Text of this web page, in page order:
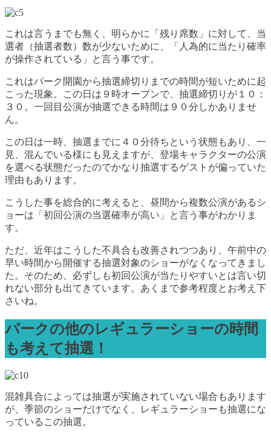
これは言うまでも無く、明らかに「残り席数」に対して、当
選者（抽選者数）数が少ないために、「人為的に当たり確率
が操作されている」と言う事です。
これはパーク開園から抽選締切りまでの時間が短いために起
こった現象。この日は９時オープンで、抽選締切りが１０：
３０。一回目公演が抽選できる時間は９０分しかありませ
ん。
この日は一時、抽選までに４０分待ちという状態もあり、一
見、混んでいる様にも見えますが、登場キャラクターの公演
を選べる状態だったのでかなり抽選するゲストが偏っていた
理由もあります。
こうした事を総合的に考えると、昼間から複数公演があるシ
ョーは「初回公演の当選確率が高い」と言う事がわかりま
す。
ただ、近年はこうした不具合も改善されつつあり、午前中の
早い時間から開催する抽選対象のショーがなくなってきまし
た。そのため、必ずしも初回公演が当たりやすいとは言い切
れない部分も出てきています。あくまで参考程度とお考え下
さいね。
パークの他のレギュラーショーの時間
も考えて抽選！
混雑具合によっては抽選が実施されていない場合もあります
が、季節のショーだけでなく、レギュラーショーも抽選にな
っているこの抽選。